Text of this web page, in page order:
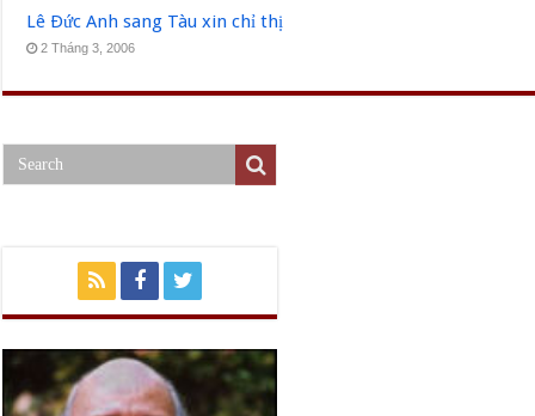
Lê Ðức Anh sang Tàu xin chỉ thị
2 Tháng 3, 2006